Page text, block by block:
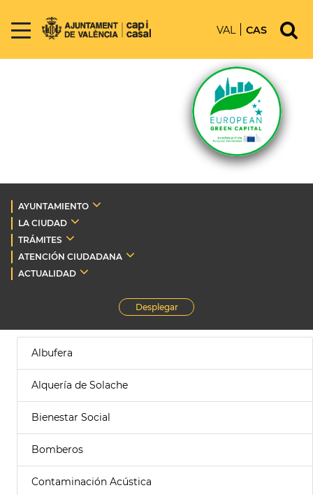
VAL CAS
AYUNTAMIENTO
LA CIUDAD
TRÁMITES
ATENCIÓN CIUDADANA
ACTUALIDAD
Desplegar
Albufera
Alquería de Solache
Bienestar Social
Bomberos
Contaminación Acústica